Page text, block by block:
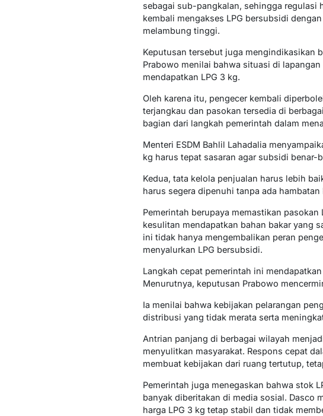
sebagai sub-pangkalan, sehingga regulasi
kembali mengakses LPG bersubsidi
melambung tinggi.
Keputusan tersebut juga mengindikasikan
Prabowo menilai bahwa situasi di
mendapatkan LPG 3 kg.
Oleh karena itu, pengecer kembali
terjangkau dan pasokan tersedia di
bagian dari langkah pemerintah dalam
Menteri ESDM Bahlil Lahadalia
kg harus tepat sasaran agar subsidi
Kedua, tata kelola penjualan harus lebih
harus segera dipenuhi tanpa ada
Pemerintah berupaya memastikan
kesulitan mendapatkan bahan bakar yang
ini tidak hanya mengembalikan peran
menyalurkan LPG bersubsidi.
Langkah cepat pemerintah ini
Menurutnya, keputusan Prabowo
Ia menilai bahwa kebijakan pelarangan
distribusi yang tidak merata serta
Antrian panjang di berbagai wilayah
menyulitkan masyarakat. Respons cepat
membuat kebijakan dari ruang tertutup,
Pemerintah juga menegaskan bahwa stok
banyak diberitakan di media sosial. Dasco
harga LPG 3 kg tetap stabil dan tidak